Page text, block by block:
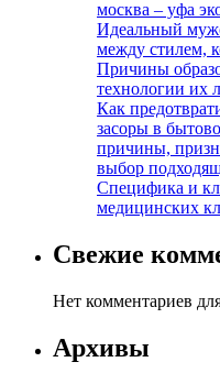
москва – уфа
Идеальный
между стилем,
Причины
технологии их
Как
засоры в
причины,
выбор
Специфика и
медицинских
Свежие
Нет комментариев
Архивы